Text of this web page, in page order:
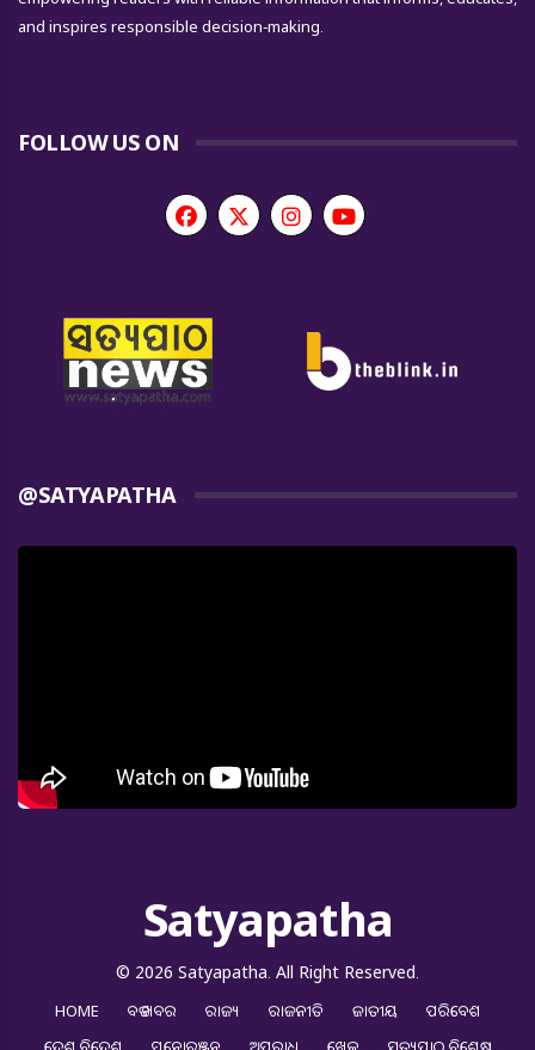
and inspires responsible decision-making.
FOLLOW US ON
@SATYAPATHA
Satyapatha
© 2026 Satyapatha. All Right Reserved.
HOME ବଡ ଖବର ରାଜ୍ୟ ରାଜନୀତି ଜାତୀୟ
ପରିବେଶ